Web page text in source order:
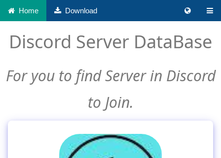
Home Download
Discord Server DataBase
For you to find Server in Discord
to Join.